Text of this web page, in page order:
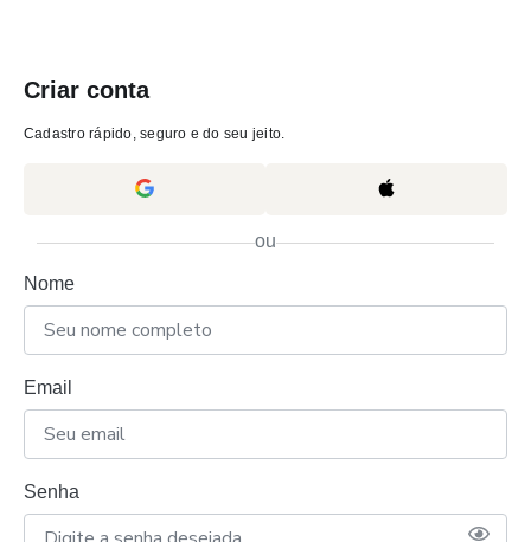
Criar conta
Cadastro rápido, seguro e do seu jeito.
ou
Nome
Email
Senha